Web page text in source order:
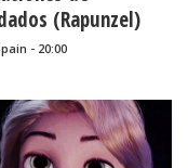
(Rapunzel)
gratis.
- 20:00